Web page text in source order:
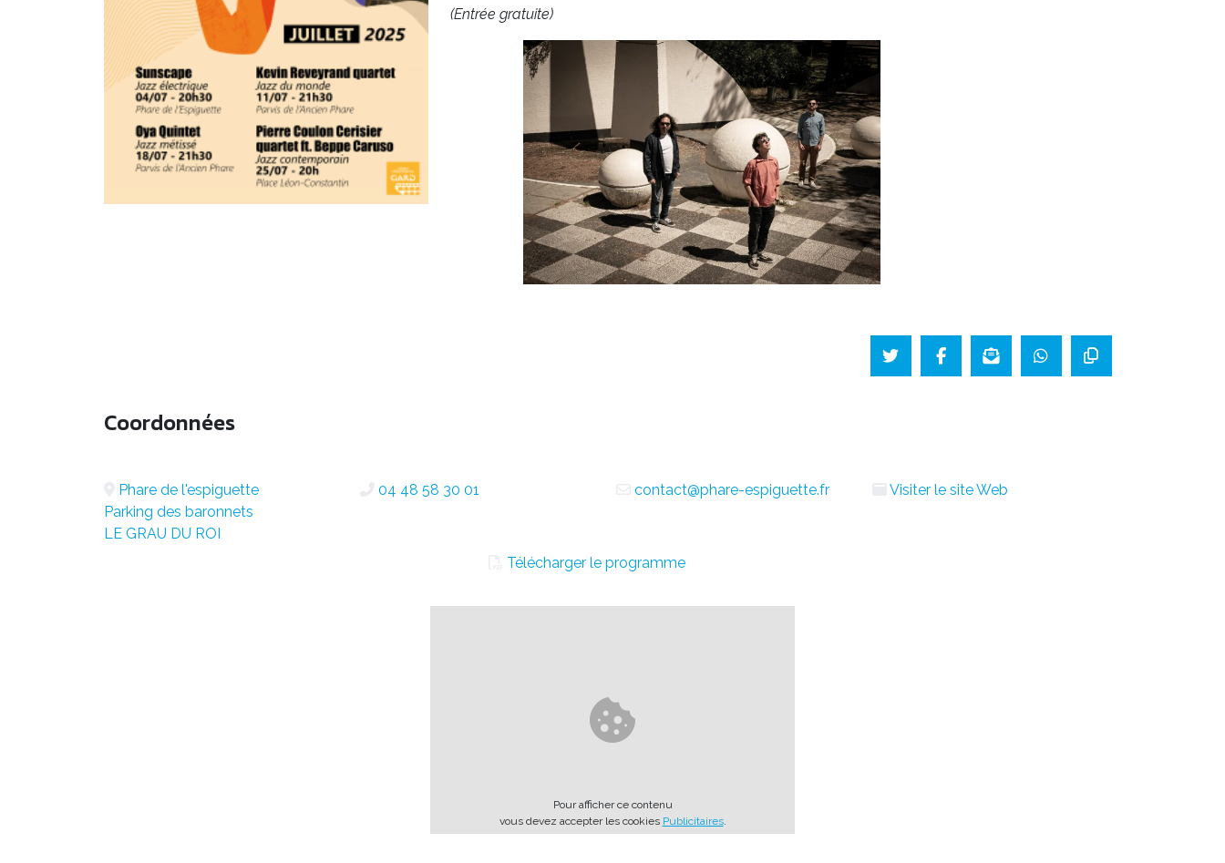
(Entrée gratuite)
Coordonnées
Phare de l'espiguette
Parking des baronnets
LE GRAU DU ROI
04 48 58 30 01 contact@phare-espiguette.fr Visiter le site Web
Télécharger le programme
Pour afficher ce contenu
vous devez accepter les cookies Publicitaires.